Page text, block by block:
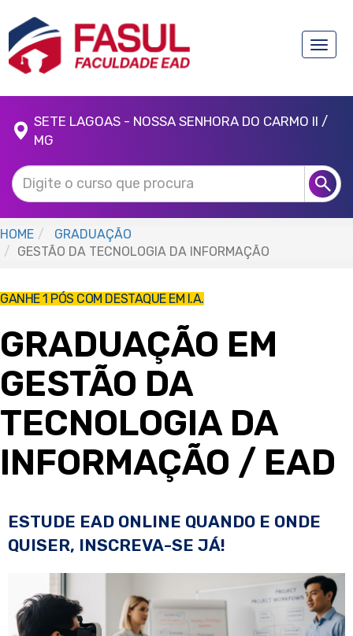
Toggle
SETE LAGOAS - NOSSA SENHORA DO CARMO II /
MG
HOME
GRADUAÇÃO
GESTÃO DA TECNOLOGIA DA INFORMAÇÃO
GANHE 1 PÓS COM DESTAQUE EM I.A.
GRADUAÇÃO EM
GESTÃO DA
TECNOLOGIA DA
INFORMAÇÃO / EAD
ESTUDE EAD ONLINE QUANDO E ONDE
QUISER, INSCREVA-SE JÁ!